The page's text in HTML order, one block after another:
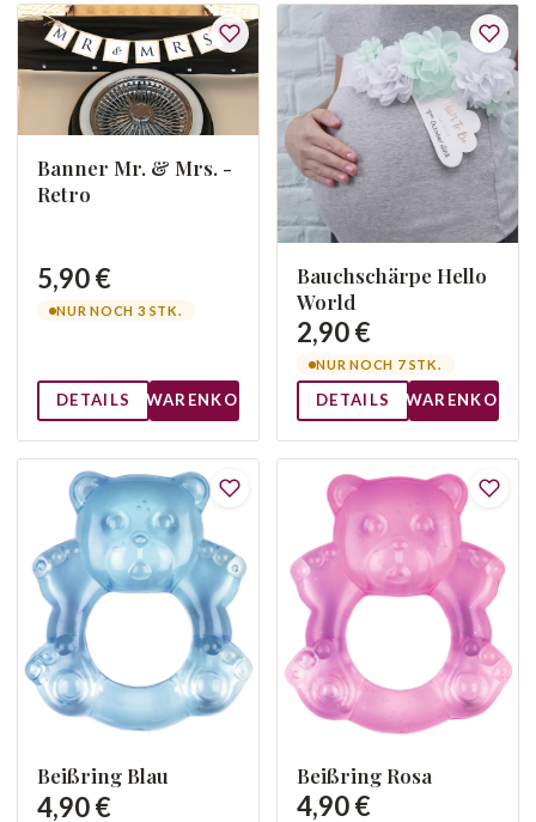
Banner Mr. & Mrs. -
Retro
5,90 €
NUR NOCH 3 STK.
DETAILS WARENKORB
Bauchschärpe Hello
World
2,90 €
NUR NOCH 7 STK.
DETAILS WARENKORB
Beißring Blau
4,90 €
Beißring Rosa
4,90 €